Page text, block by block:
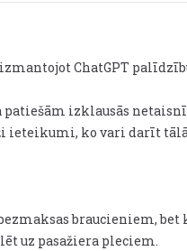
ChatGPT
izklausās
ieteikumi, ko vari darīt
braucieniem,
uz pasažiera pleciem.